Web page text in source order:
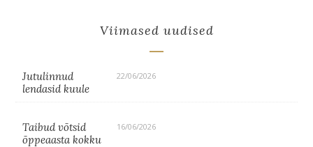
Viimased uudised
Jutulinnud
lendasid kuule
22/06/2026
Taibud võtsid
õppeaasta kokku
16/06/2026